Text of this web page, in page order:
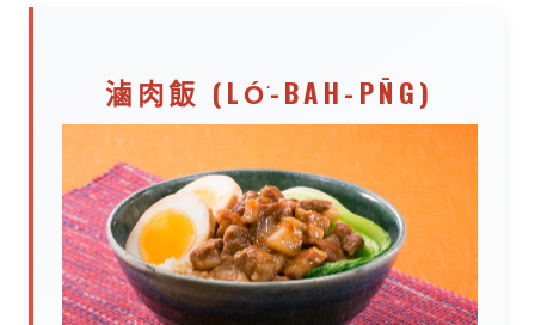
滷肉飯 (LÓ͘-BAH-PN̄G)